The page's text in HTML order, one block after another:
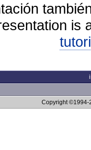
is
Copyright ©1994-